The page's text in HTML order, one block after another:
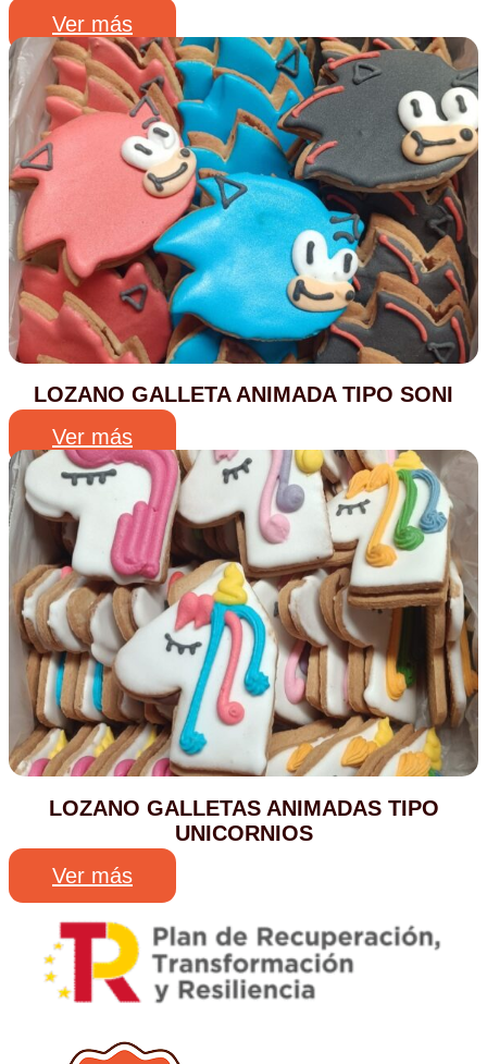
Ver más
LOZANO GALLETA ANIMADA TIPO SONI
Ver más
LOZANO GALLETAS ANIMADAS TIPO
UNICORNIOS
Ver más